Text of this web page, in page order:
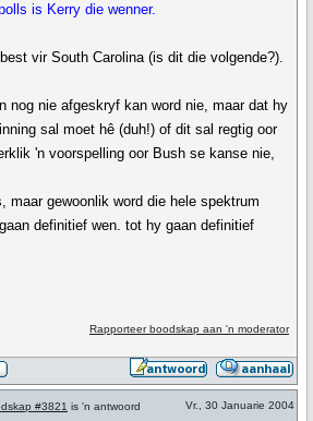
is Kerry die wenner.
vir South Carolina (is dit die volgende?).
nog nie afgeskryf kan word nie, maar dat hy
sal moet hê (duh!) of dit sal regtig oor
'n voorspelling oor Bush se kanse nie,
maar gewoonlik word die hele spektrum
definitief wen. tot hy gaan definitief
Rapporteer boodskap aan 'n moderator
#3821 is 'n antwoord
Vr., 30 Januarie 2004